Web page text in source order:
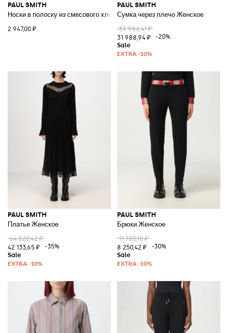
PAUL SMITH
Носки в полоску из смесового хлопка
2 947,00 ₽
PAUL SMITH
Сумка через плечо Женское
39 986,41 ₽
31 988,94 ₽
-20%
PAUL SMITH
Платье Женское
64 820,42 ₽
42 133,65 ₽
-35%
PAUL SMITH
Брюки Женское
11 785,10 ₽
8 250,42 ₽
-30%